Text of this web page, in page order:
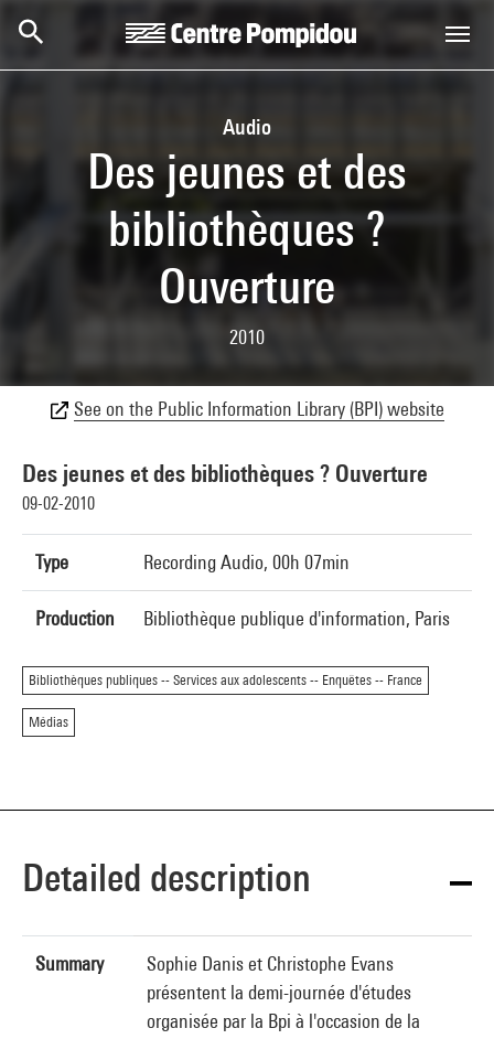
Audio
Des jeunes et des
bibliothèques ?
Ouverture
2010
See on the Public Information Library (BPI) website
Des jeunes et des bibliothèques ? Ouverture
09-02-2010
Type Recording Audio, 00h 07min
Production Bibliothèque publique d'information, Paris
Bibliothèques publiques -- Services aux adolescents -- Enquêtes -- France
Médias
Detailed description
Summary
Sophie Danis et Christophe Evans
présentent la demi-journée d'études
organisée par la Bpi à l'occasion de la